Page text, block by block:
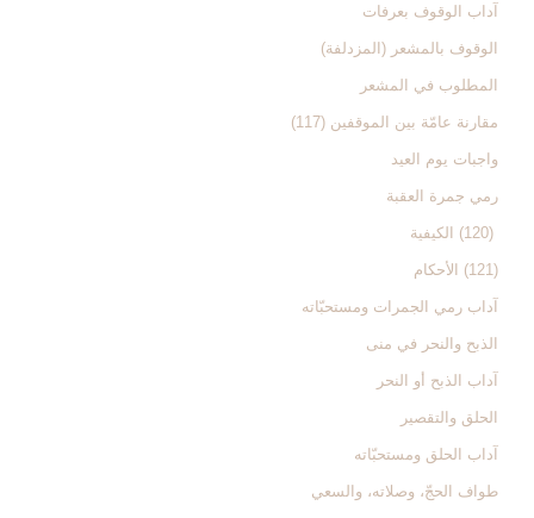
آداب الوقوف بعرفات‏
الوقوف بالمشعر (المزدلفة)
المطلوب في المشعر
مقارنة عامّة بين الموقفين (117)
واجبات يوم العيد
رمي جمرة العقبة
(120) الكيفية
(121) الأحكام
آداب رمي الجمرات ومستحبّاته‏
الذبح والنحر في منى‏
آداب الذبح أو النحر
الحلق والتقصير
آداب الحلق ومستحبّاته‏
طواف الحجّ، وصلاته، والسعي‏